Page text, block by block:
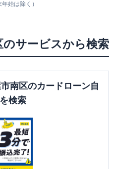
00～24：00
00～24：00
古屋市南区前浜通３－９
始は除く）
のサービスから検索
南区のカードローン自
検索